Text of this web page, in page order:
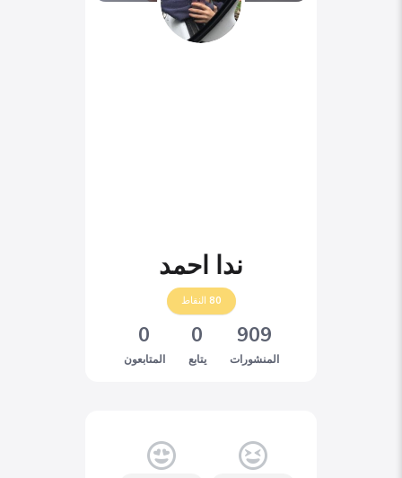
ندا احمد
80 النقاط
909
المنشورات
0
يتابع
0
المتابعون